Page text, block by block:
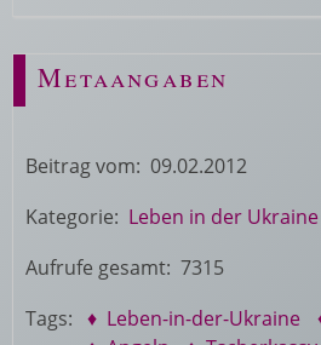
Metaangaben
Beitrag vom: 09.02.2012
Kategorie: Leben in der Ukraine
Aufrufe gesamt: 7315
Tags: ♦ Leben-in-der-Ukraine